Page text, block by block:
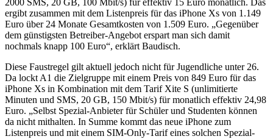
2000 SMS, 20 GB, 100 Mbit/s) für effektiv 15 Euro monatlich. Das
ergibt zusammen mit dem Listenpreis für das iPhone Xs von 1.149
Euro über 24 Monate Gesamtkosten von 1.509 Euro. „Gegenüber
dem günstigsten Betreiber-Angebot erspart man sich damit
nochmals knapp 100 Euro“, erklärt Baudisch.
Diese Faustregel gilt aktuell jedoch nicht für Jugendliche unter 26.
Da lockt A1 die Zielgruppe mit einem Preis von 849 Euro für das
iPhone Xs in Kombination mit dem Tarif Xite S (unlimitierte
Minuten und SMS, 20 GB, 150 Mbit/s) für monatlich effektiv 24,98
Euro. „Selbst Spezial-Anbieter für Schüler und Studenten können
da nicht mithalten. In Summe kommt das neue iPhone zum
Listenpreis und mit einem SIM-Only-Tarif eines solchen Spezial-